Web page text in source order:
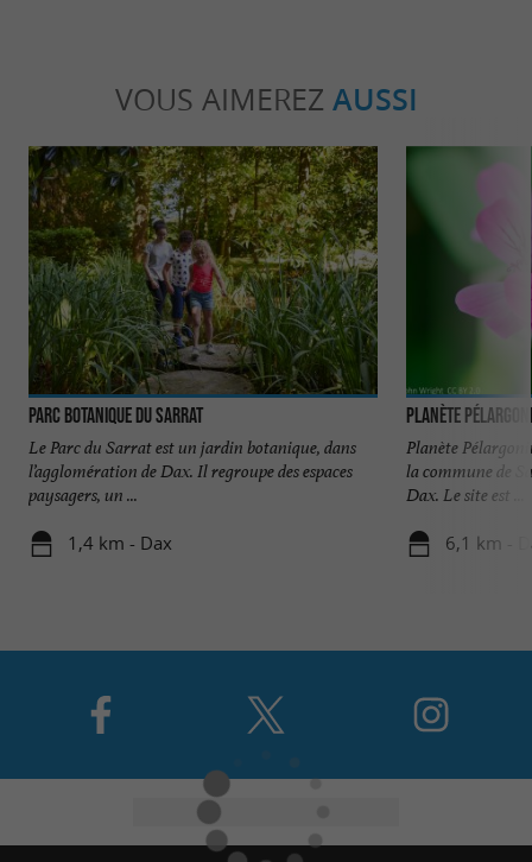
VOUS AIMEREZ AUSSI
Parc botanique du Sarrat
Le Parc du Sarrat est un jardin botanique, dans
l’agglomération de Dax. Il regroupe des espaces
paysagers, un ...
1,4 km - Dax
Planète
Planète
la commune de
Dax. Le site est ...
6,1 km -